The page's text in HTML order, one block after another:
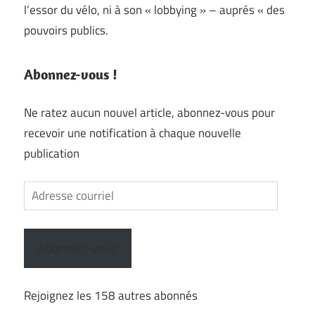
l’essor du vélo, ni à son « lobbying » – auprés « des
pouvoirs publics.
Abonnez-vous !
Ne ratez aucun nouvel article, abonnez-vous pour
recevoir une notification à chaque nouvelle
publication
Adresse
courriel
Rejoignez les 158 autres abonnés